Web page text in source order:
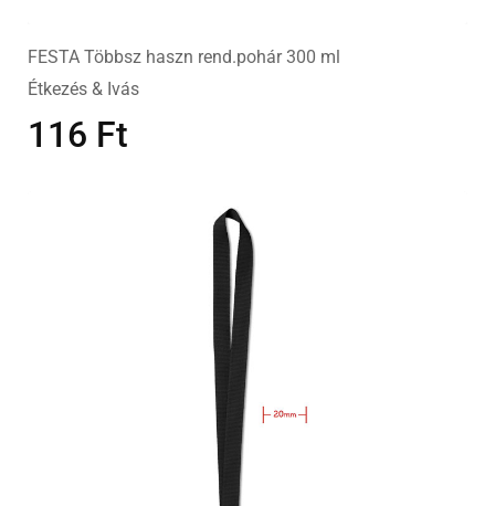
FESTA Többsz haszn rend.pohár 300 ml
Étkezés & Ivás
116 Ft